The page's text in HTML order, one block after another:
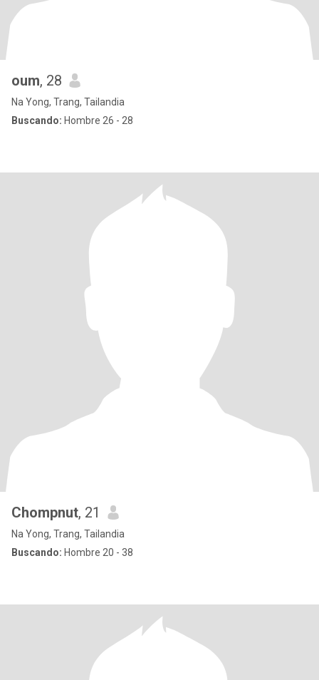
oum, 28
Na Yong, Trang, Tailandia
Buscando: Hombre 26 - 28
Chompnut, 21
Na Yong, Trang, Tailandia
Buscando: Hombre 20 - 38